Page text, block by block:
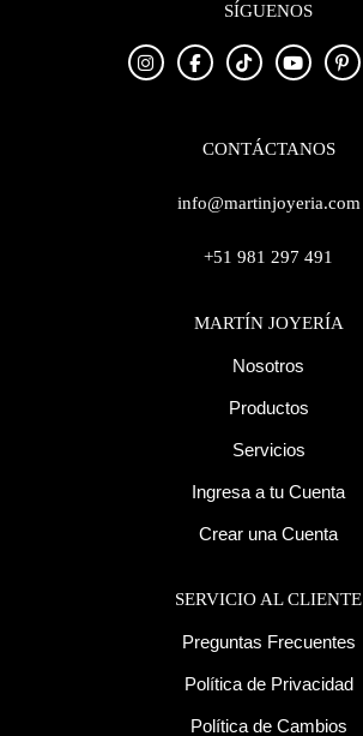
SÍGUENOS
CONTÁCTANOS
info@martinjoyeria.com
+51 981 297 491
MARTÍN JOYERÍA
Nosotros
Productos
Servicios
Ingresa a tu Cuenta
Crear una Cuenta
SERVICIO AL CLIENTE
Preguntas Frecuentes
Política de Privacidad
Política de Cambios